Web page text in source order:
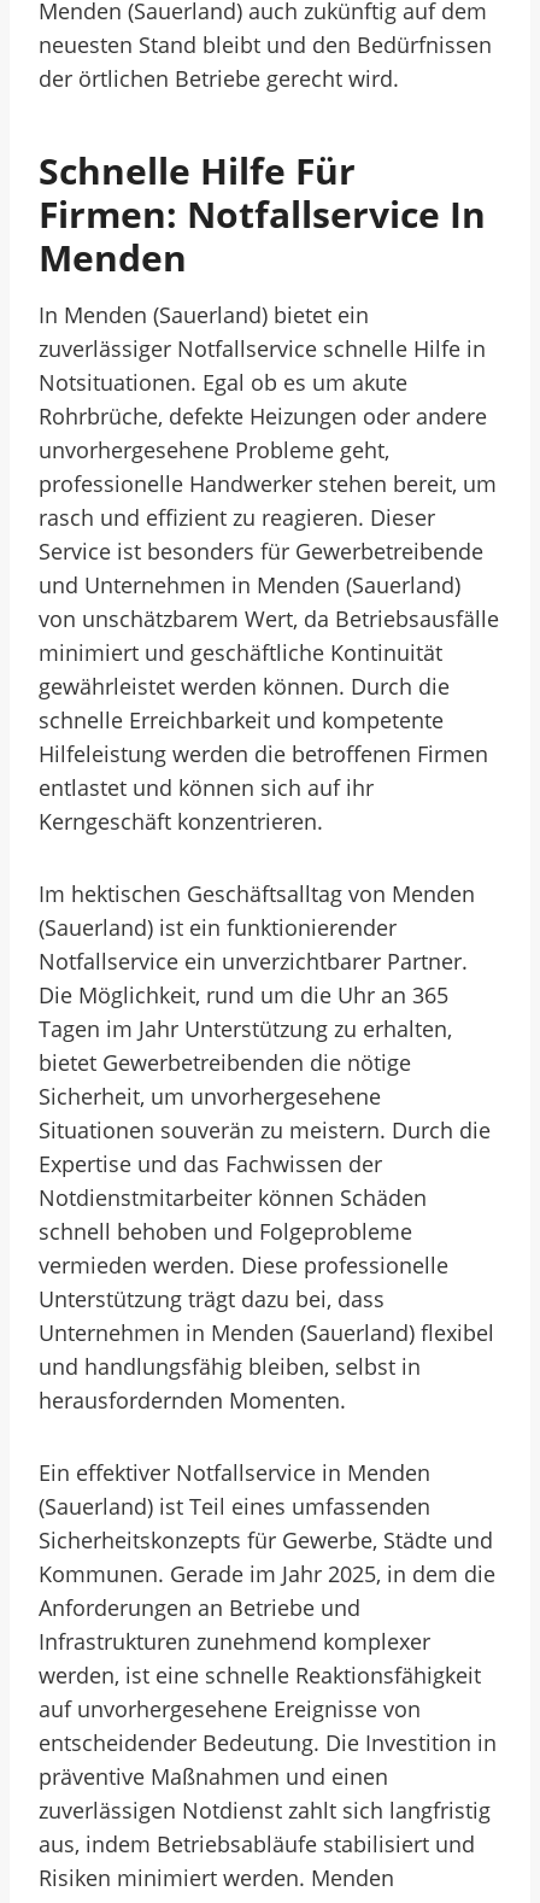
Menden (Sauerland) auch zukünftig auf dem
neuesten Stand bleibt und den Bedürfnissen
der örtlichen Betriebe gerecht wird.
Schnelle Hilfe Für
Firmen: Notfallservice In
Menden
In Menden (Sauerland) bietet ein
zuverlässiger Notfallservice schnelle Hilfe in
Notsituationen. Egal ob es um akute
Rohrbrüche, defekte Heizungen oder andere
unvorhergesehene Probleme geht,
professionelle Handwerker stehen bereit, um
rasch und effizient zu reagieren. Dieser
Service ist besonders für Gewerbetreibende
und Unternehmen in Menden (Sauerland)
von unschätzbarem Wert, da Betriebsausfälle
minimiert und geschäftliche Kontinuität
gewährleistet werden können. Durch die
schnelle Erreichbarkeit und kompetente
Hilfeleistung werden die betroffenen Firmen
entlastet und können sich auf ihr
Kerngeschäft konzentrieren.
Im hektischen Geschäftsalltag von Menden
(Sauerland) ist ein funktionierender
Notfallservice ein unverzichtbarer Partner.
Die Möglichkeit, rund um die Uhr an 365
Tagen im Jahr Unterstützung zu erhalten,
bietet Gewerbetreibenden die nötige
Sicherheit, um unvorhergesehene
Situationen souverän zu meistern. Durch die
Expertise und das Fachwissen der
Notdienstmitarbeiter können Schäden
schnell behoben und Folgeprobleme
vermieden werden. Diese professionelle
Unterstützung trägt dazu bei, dass
Unternehmen in Menden (Sauerland) flexibel
und handlungsfähig bleiben, selbst in
herausfordernden Momenten.
Ein effektiver Notfallservice in Menden
(Sauerland) ist Teil eines umfassenden
Sicherheitskonzepts für Gewerbe, Städte und
Kommunen. Gerade im Jahr 2025, in dem die
Anforderungen an Betriebe und
Infrastrukturen zunehmend komplexer
werden, ist eine schnelle Reaktionsfähigkeit
auf unvorhergesehene Ereignisse von
entscheidender Bedeutung. Die Investition in
präventive Maßnahmen und einen
zuverlässigen Notdienst zahlt sich langfristig
aus, indem Betriebsabläufe stabilisiert und
Risiken minimiert werden. Menden